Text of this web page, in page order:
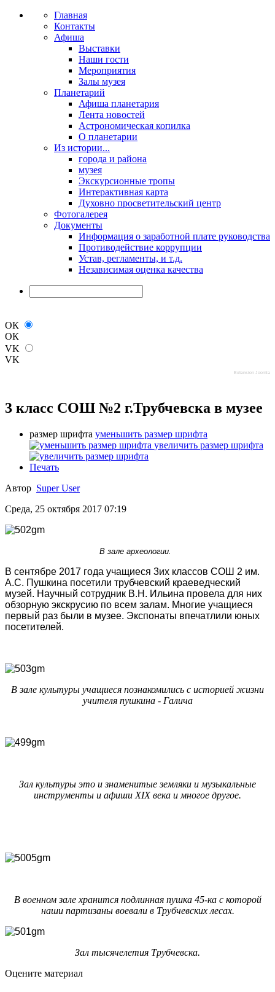
Главная
Контакты
Афиша
Выставки
Наши гости
Мероприятия
Залы музея
Планетарий
Афиша планетария
Лента новостей
Астрономическая копилка
О планетарии
Из истории...
города и района
музея
Экскурсионные тропы
Интерактивная карта
Духовно просветительский центр
Фотогалерея
Документы
Информация о заработной плате руководства
Противодействие коррупции
Устав, регламенты, и т.д.
Независимая оценка качества
ОК
ОК
VK
VK
Extension Joomla
3 класс СОШ №2 г.Трубчевска в музее
размер шрифта уменьшить размер шрифта
увеличить размер шрифта
Печать
Автор Super User
Среда, 25 октября 2017 07:19
В зале археологии.
В сентябре 2017 года учащиеся 3их классов СОШ 2 им.
А.С. Пушкина посетили трубчевский краеведческий
музей. Научный сотрудник В.Н. Ильина провела для них
обзорную экскрусию по всем залам. Многие учащиеся
первый раз были в музее. Экспонаты впечатлили юных
посетителей.
В зале культуры учащиеся познакомились с историей жизни
учителя пушкина - Галича
Зал культуры это и знаменитые земляки и музыкальные
инструменты и афиши XIX века и многое другое.
В военном зале хранится подлинная пушка 45-ка с которой
наши партизаны воевали в Трубчевских лесах.
Зал тысячелетия Трубчевска.
Оцените материал